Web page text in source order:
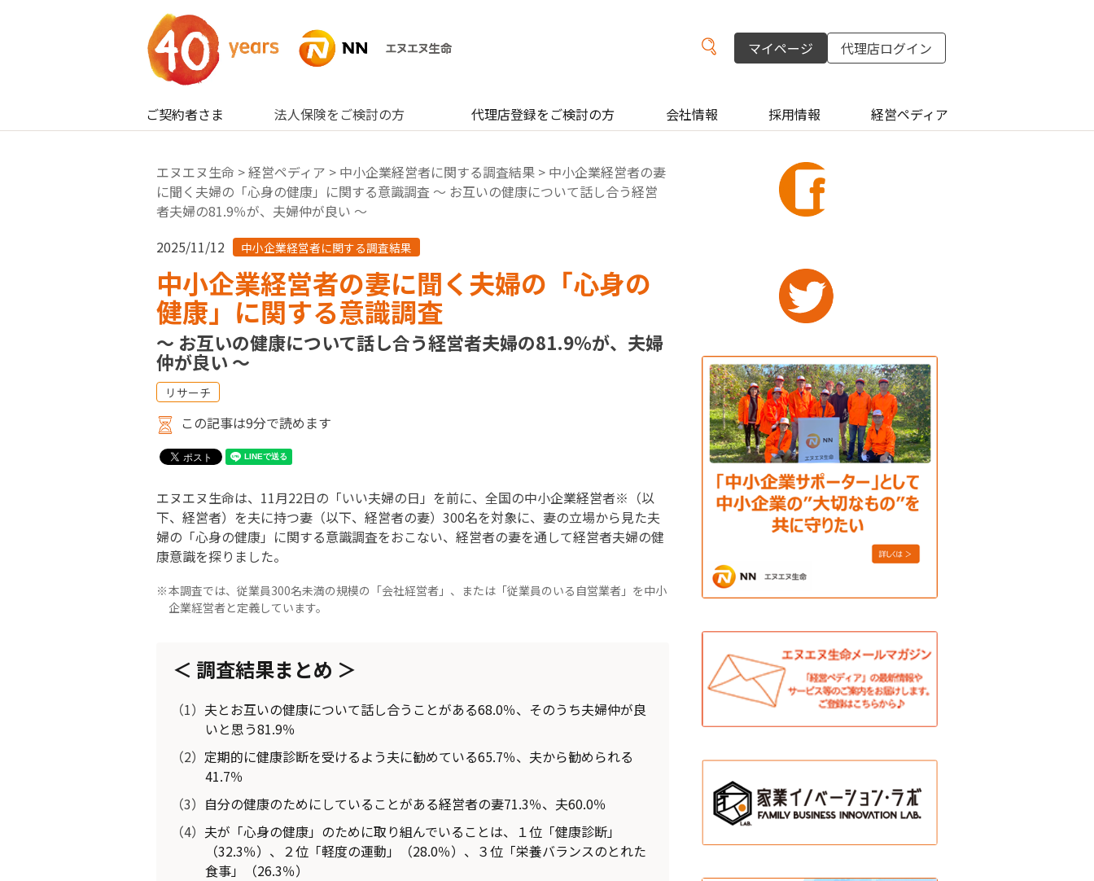
ご契約者さま 法人保険をご検討の方 代理店登録をご検討の方 会社情報 採用情報 経営ペディア
マイページ 代理店ログイン
エヌエヌ生命 >経営ペディア > 中小企業経営者に関する調査結果 > 中小企業経営者の妻
に聞く夫婦の「心身の健康」に関する意識調査 ～ お互いの健康について話し合う経営
者夫婦の81.9％が、夫婦仲が良い ～
2025/11/12
中小企業経営者に関する調査結果
中小企業経営者の妻に聞く夫婦の「心身の
健康」に関する意識調査
～ お互いの健康について話し合う経営者夫婦の81.9％が、夫婦
仲が良い ～
リサーチ
この記事は9分で読めます
エヌエヌ生命は、11月22日の「いい夫婦の日」を前に、全国の中小企業経営者※（以
下、経営者）を夫に持つ妻（以下、経営者の妻）300名を対象に、妻の立場から見た夫
婦の「心身の健康」に関する意識調査をおこない、経営者の妻を通して経営者夫婦の健
康意識を探りました。
本調査では、従業員300名未満の規模の「会社経営者」、または「従業員のいる自営業者」を中小
企業経営者と定義しています。
調査結果まとめ
（1） 夫とお互いの健康について話し合うことがある68.0％、そのうち夫婦仲が良
いと思う81.9％
（2） 定期的に健康診断を受けるよう夫に勧めている65.7％、夫から勧められる
41.7％
（3） 自分の健康のためにしていることがある経営者の妻71.3％、夫60.0％
（4） 夫が「心身の健康」のために取り組んでいることは、１位「健康診断」
（32.3％）、２位「軽度の運動」（28.0％）、３位「栄養バランスのとれた
食事」（26.3％）